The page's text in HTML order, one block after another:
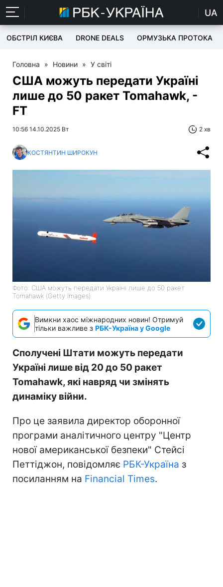
UA
ОБСТРІЛ КИЄВА DRONE DEALS ОРМУЗЬКА ПРОТОКА
Головна » Новини » У світі
США можуть передати Україні
лише до 50 ракет Tomahawk, -
FT
10:56 14.10.2025 Вт 2 хв
КОСТЯНТИН ШИРОКУН
Фото: США можуть передати Україні лише до 50 ракет
Tomahawk (Getty Images)
Вимкни хаос міжнародних новин! Отримуй
тільки важливе з РБК-Україна у Google
Сполучені Штати можуть передати
Україні лише від 20 до 50 ракет
Tomahawk, які навряд чи змінять
динаміку війни.
Про це заявила директор оборонної
програми аналітичного центру "Центр
нової американської безпеки" Стейсі
Петтіджон, повідомляє РБК-Україна з
посиланням на Financial Times.